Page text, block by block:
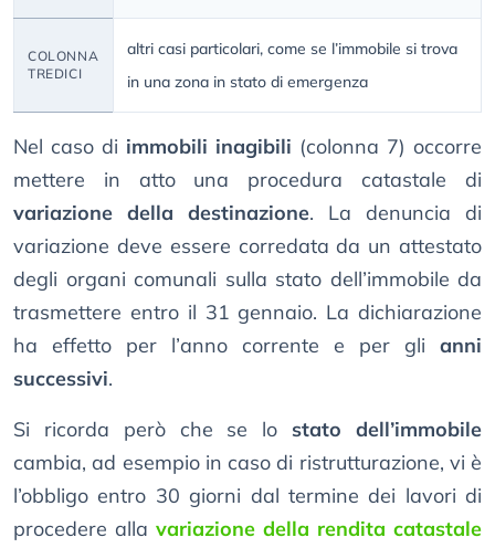
COLONNA
TREDICI
altri casi particolari, come se l’immobile si trova
in una zona in stato di emergenza
Nel caso di immobili inagibili (colonna 7) occorre
mettere in atto una procedura catastale di
variazione della destinazione. La denuncia di
variazione deve essere corredata da un attestato
degli organi comunali sulla stato dell’immobile da
trasmettere entro il 31 gennaio. La dichiarazione
ha effetto per l’anno corrente e per gli anni
successivi.
Si ricorda però che se lo stato dell’immobile
cambia, ad esempio in caso di ristrutturazione, vi è
l’obbligo entro 30 giorni dal termine dei lavori di
procedere alla variazione della rendita catastale